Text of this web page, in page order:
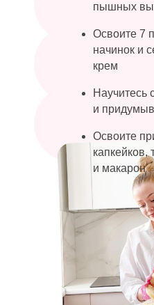
пышных
Освоите 7
начинок и
крем
Научитесь
и
Освоите
капкейков,
и макарон